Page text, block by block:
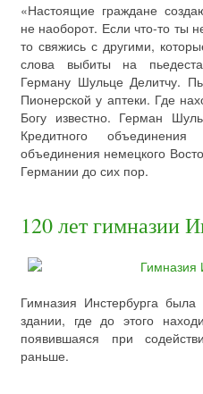
«Настоящие граждане
не наоборот. Если что-то ты
то свяжись с другими,
слова выбиты на
Герману Шульце Делитчу.
Пионерской у аптеки. Где
Богу известно. Герман
Кредитного объединения
объединения немецкого
Германии до сих пор.
120 лет гимназии
Гимназия Инстербурга
здании, где до этого
появившаяся при
раньше.